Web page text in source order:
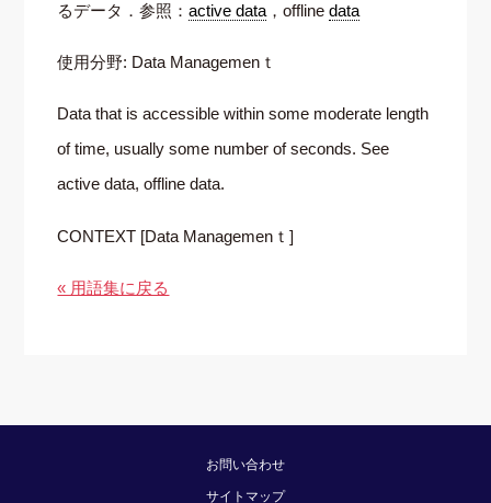
るデータ．参照：active data，offlinedata
使用分野: Data Managemenｔ
Data that is accessible within some moderate length
of time, usually some number of seconds. See
active data, offline data.
CONTEXT [Data Managemenｔ]
« 用語集に戻る
お問い合わせ
サイトマップ